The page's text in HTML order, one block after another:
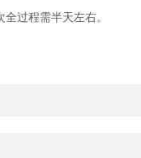
过程需半天左右。